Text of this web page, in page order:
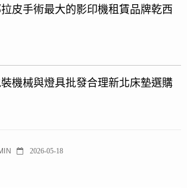
皮手術最大的影印機租賃品牌乾西
機械與燈具批發合理新北床墊選購
2026-05-18